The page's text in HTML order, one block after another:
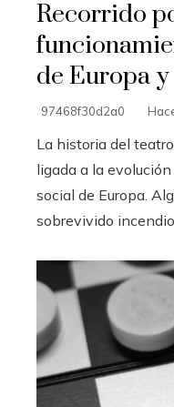
Recorrido
de Europa
97468f30d2a0
La historia del
ligada a la
social de Europa.
sobrevivido